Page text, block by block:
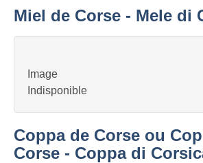
Miel de Corse - Mele di
Image
Indisponible
Coppa de Corse ou
Corse - Coppa di